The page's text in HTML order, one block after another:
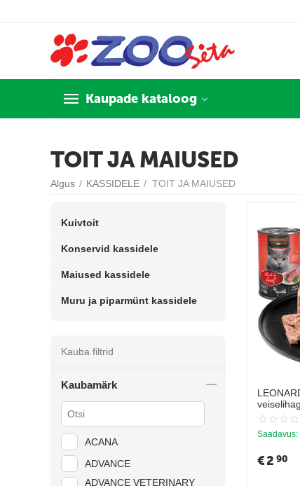
Kaupade kataloog
TOIT JA MAIUSED
Algus / KASSIDELE / TOIT JA MAIUSED
Saadavus:
€2 90
Kuivtoit
Konservid kassidele
Maiused kassidele
Muru ja piparmünt kassidele
Kauba filtrid
Kaubamärk
ACANA
ADVANCE
ADVANCE VETERINARY